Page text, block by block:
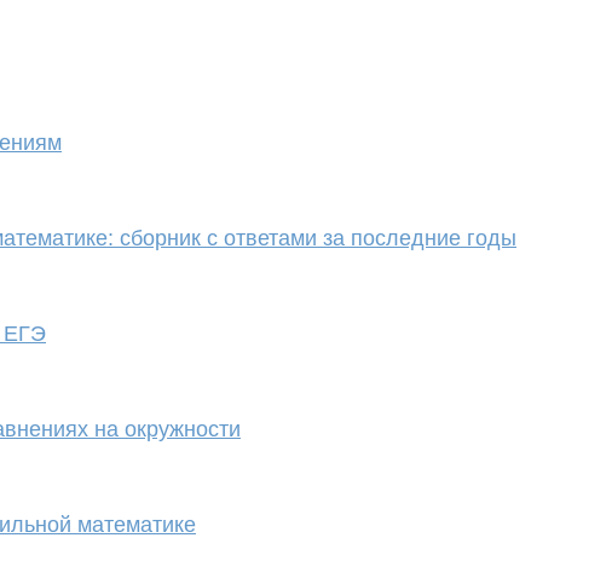
сборник с ответами за последние годы
ЕГЭ
на окружности
математике